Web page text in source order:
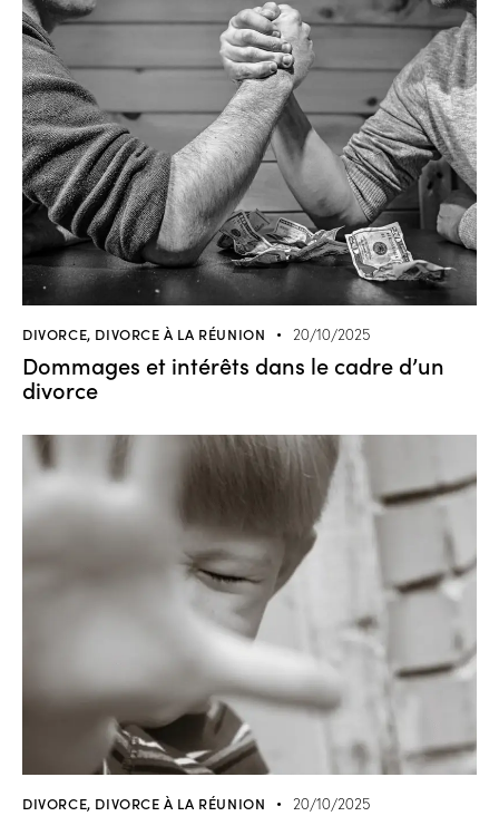
DIVORCE, DIVORCE À LA RÉUNION 20/10/2025
Dommages et intérêts dans le cadre d’un
divorce
DIVORCE, DIVORCE À LA RÉUNION 20/10/2025